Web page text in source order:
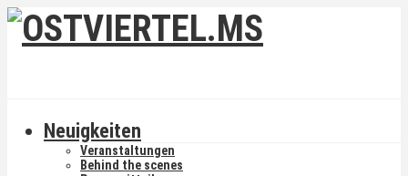
Neuigkeiten
Veranstaltungen
Behind the scenes